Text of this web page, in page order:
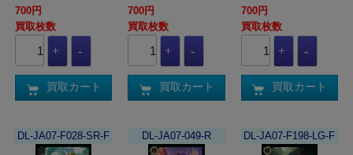
700円
買取枚数
買取カート
700円
買取枚数
買取カート
700円
買取枚数
買取カート
DL-JA07-F028-SR-F DL-JA07-049-R DL-JA07-F198-LG-F